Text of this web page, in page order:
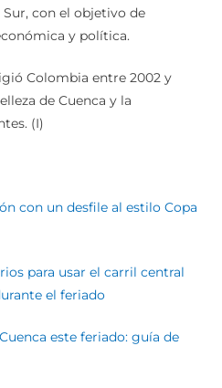
con el objetivo de
y política.
Colombia entre 2002 y
de Cuenca y la
(I)
con un desfile al estilo Copa
para usar el carril central
el feriado
este feriado: guía de